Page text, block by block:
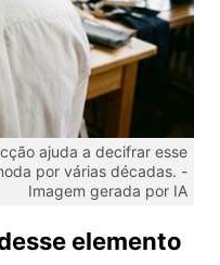
ajuda a decifrar esse
por várias décadas. -
Imagem gerada por IA
elemento